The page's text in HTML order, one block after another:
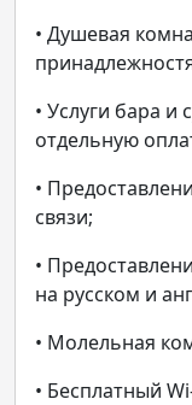
• Душевая
• Услуги бара и
отдельную
•
связи;
•
на русском и
• Молельная
• Бесплатный